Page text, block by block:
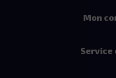
Mon
Service